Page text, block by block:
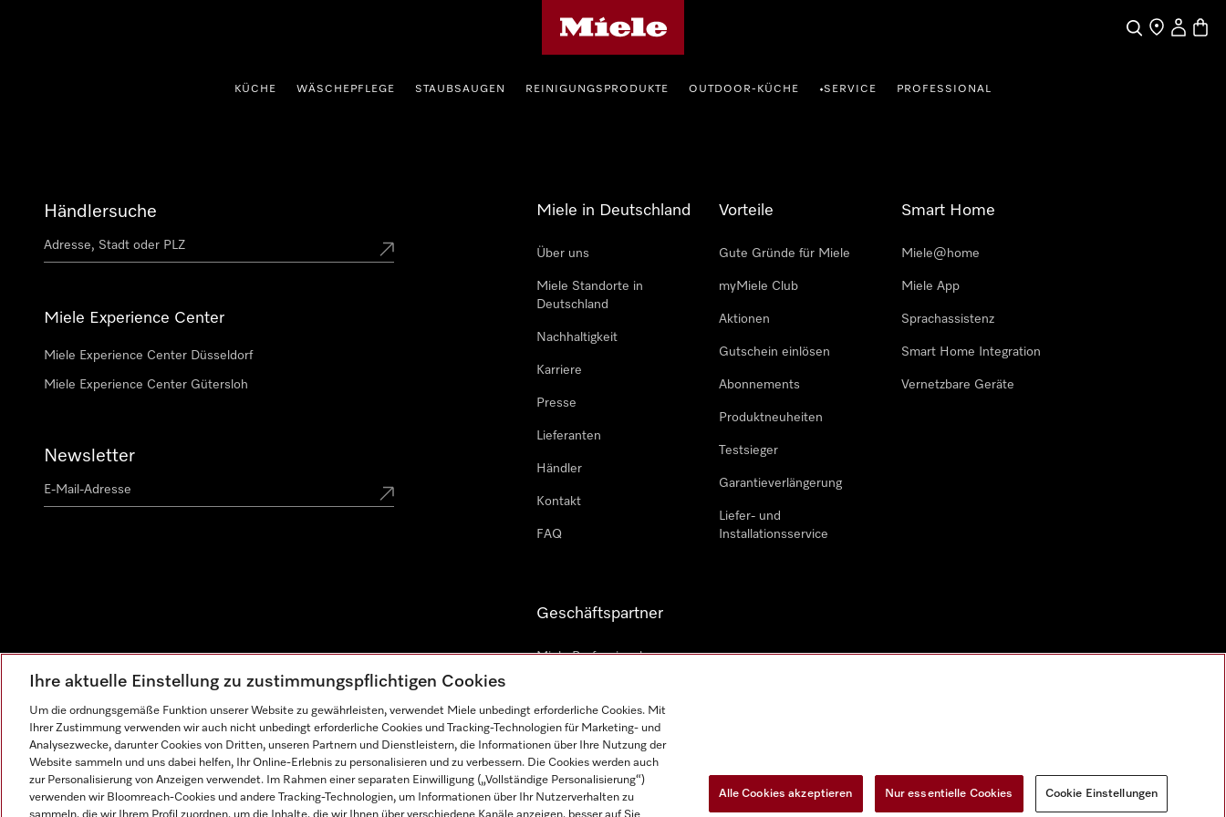
SucheHändler
Mein
KÜCHE WÄSCHEPFLEGE STAUBSAUGEN REINIGUNGSPRODUKTE OUTDOOR-KÜCHE •SERVICE PROFESSIONAL
Händlersuche
Miele Experience Center
Miele Experience Center Düsseldorf
Miele Experience Center Gütersloh
Newsletter
Miele in Deutschland
Über uns
Miele Standorte in
Deutschland
Nachhaltigkeit
Karriere
Presse
Lieferanten
Händler
Kontakt
FAQ
Vorteile
Gute Gründe für Miele
myMiele Club
Aktionen
Gutschein einlösen
Abonnements
Produktneuheiten
Testsieger
Garantieverlängerung
Liefer- und
Installationsservice
Smart Home
Miele@home
Miele App
Sprachassistenz
Smart Home Integration
Vernetzbare Geräte
Geschäftspartner
Miele Professional
Miele Marine
Architekten und Bauträger
Ihre aktuelle Einstellung zu zustimmungspflichtigen Cookies
Um die ordnungsgemäße Funktion unserer Website zu gewährleisten, verwendet Miele unbedingt erforderliche Cookies. Mit
Ihrer Zustimmung verwenden wir auch nicht unbedingt erforderliche Cookies und Tracking-Technologien für Marketing- und
Analysezwecke, darunter Cookies von Dritten, unseren Partnern und Dienstleistern, die Informationen über Ihre Nutzung der
Website sammeln und uns dabei helfen, Ihr Online-Erlebnis zu personalisieren und zu verbessern. Die Cookies werden auch
zur Personalisierung von Anzeigen verwendet. Im Rahmen einer separaten Einwilligung („Vollständige Personalisierung“)
verwenden wir Bloomreach-Cookies und andere Tracking-Technologien, um Informationen über Ihr Nutzerverhalten zu
Alle Cookies akzeptieren Nur essentielle Cookies Cookie Einstellungen